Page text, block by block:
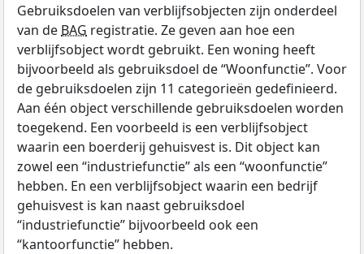
Gebruiksdoelen van verblijfsobjecten zijn onderdeel
van de BAG registratie. Ze geven aan hoe een
verblijfsobject wordt gebruikt. Een woning heeft
bijvoorbeeld als gebruiksdoel de “Woonfunctie”. Voor
de gebruiksdoelen zijn 11 categorieën gedefinieerd.
Aan één object verschillende gebruiksdoelen worden
toegekend. Een voorbeeld is een verblijfsobject
waarin een boerderij gehuisvest is. Dit object kan
zowel een “industriefunctie” als een “woonfunctie”
hebben. En een verblijfsobject waarin een bedrijf
gehuisvest is kan naast gebruiksdoel
“industriefunctie” bijvoorbeeld ook een
“kantoorfunctie” hebben.